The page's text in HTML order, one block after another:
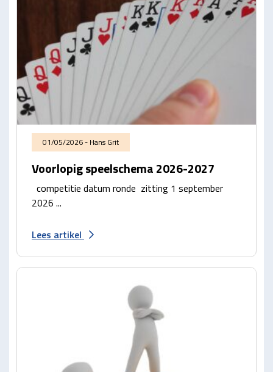
01/05/2026 - Hans Grit
Voorlopig speelschema 2026-2027
competitie datum ronde zitting 1 september
2026 ...
Lees artikel